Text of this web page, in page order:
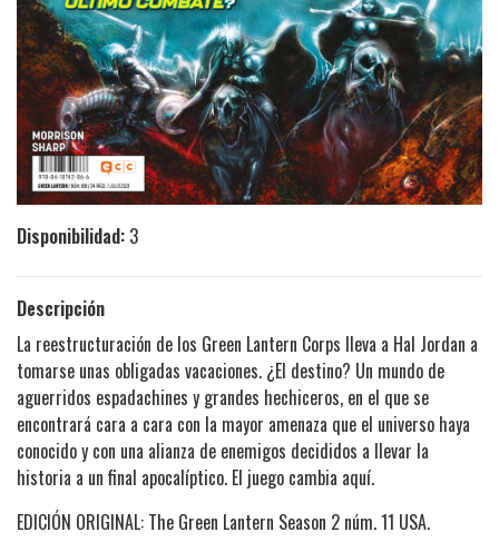
Disponibilidad: 3
Descripción
La reestructuración de los Green Lantern Corps lleva a Hal Jordan a
tomarse unas obligadas vacaciones. ¿El destino? Un mundo de
aguerridos espadachines y grandes hechiceros, en el que se
encontrará cara a cara con la mayor amenaza que el universo haya
conocido y con una alianza de enemigos decididos a llevar la
historia a un final apocalíptico. El juego cambia aquí.
EDICIÓN ORIGINAL: The Green Lantern Season 2 núm. 11 USA.